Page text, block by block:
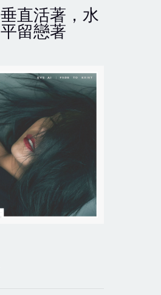
垂直活著，水
平留戀著